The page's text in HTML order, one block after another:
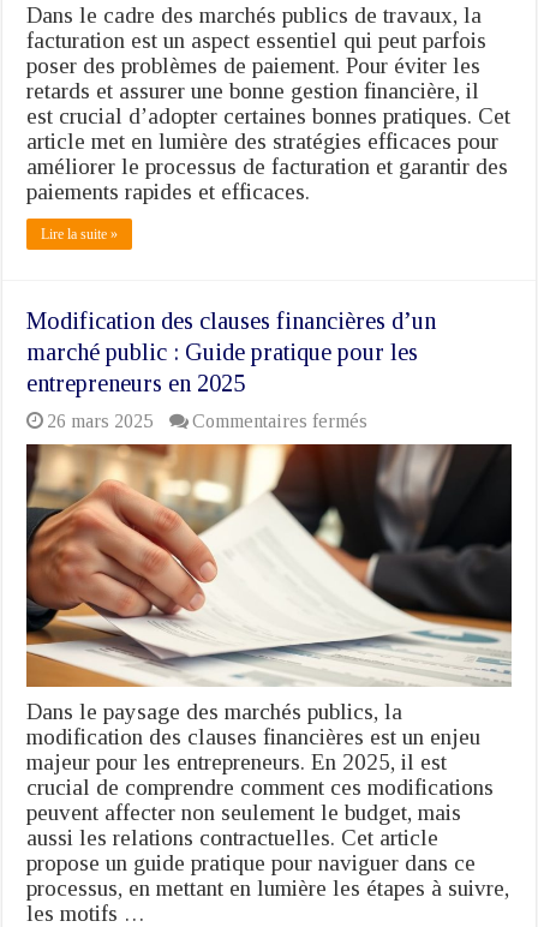
paiement
rapide
et
efficace
Dans le cadre des marchés publics de travaux, la
facturation est un aspect essentiel qui peut parfois
poser des problèmes de paiement. Pour éviter les
retards et assurer une bonne gestion financière, il
est crucial d’adopter certaines bonnes pratiques. Cet
article met en lumière des stratégies efficaces pour
améliorer le processus de facturation et garantir des
paiements rapides et efficaces.
Lire la suite »
Modification des clauses financières d’un
marché public : Guide pratique pour les
entrepreneurs en 2025
26 mars 2025 Commentaires fermés
Modification
des
clauses
financières
d’un
marché
public
:
Guide
pratique
pour
les
entrepreneurs
en
2025
Dans le paysage des marchés publics, la
modification des clauses financières est un enjeu
majeur pour les entrepreneurs. En 2025, il est
crucial de comprendre comment ces modifications
peuvent affecter non seulement le budget, mais
aussi les relations contractuelles. Cet article
propose un guide pratique pour naviguer dans ce
processus, en mettant en lumière les étapes à suivre,
les motifs …